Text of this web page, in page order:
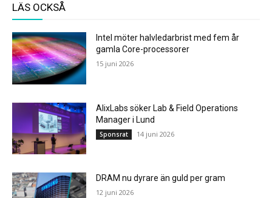
LÄS OCKSÅ
Intel möter halvledarbrist med fem år
gamla Core-processorer
15 juni 2026
AlixLabs söker Lab & Field Operations
Manager i Lund
Sponsrat 14 juni 2026
DRAM nu dyrare än guld per gram
12 juni 2026